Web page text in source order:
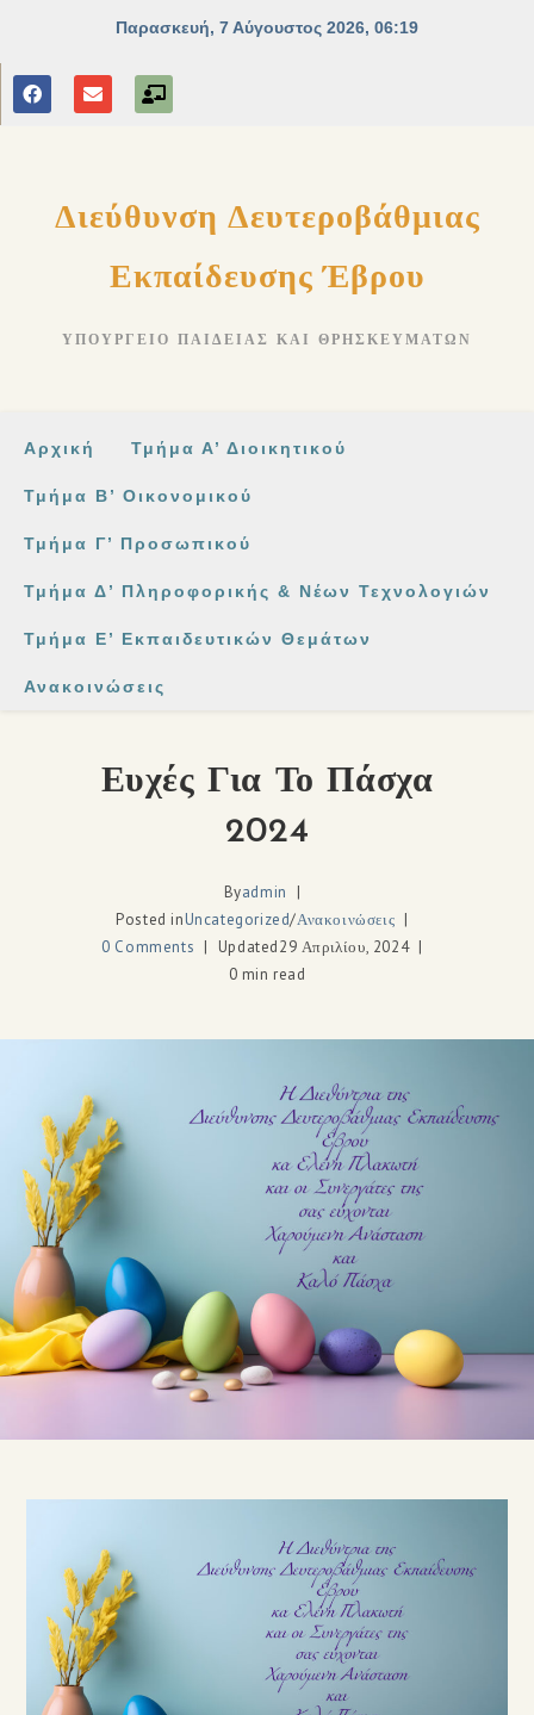
Διεύθυνση Δευτεροβάθμιας
Εκπαίδευσης Έβρου
ΥΠΟΥΡΓΕΊΟ ΠΑΙΔΕΊΑΣ ΚΑΙ ΘΡΗΣΚΕΥΜΆΤΩΝ
Αρχική Τμήμα Α’ Διοικητικού
Τμήμα Β’ Οικονομικού
Τμήμα Γ’ Προσωπικού
Τμήμα Δ’ Πληροφορικής & Νέων Τεχνολογιών
Τμήμα Ε’ Εκπαιδευτικών Θεμάτων
Ανακοινώσεις
Ευχές Για Το Πάσχα
2024
Byadmin
Posted inUncategorized/Ανακοινώσεις
0 Comments
Updated29 Απριλίου, 2024
0 min read